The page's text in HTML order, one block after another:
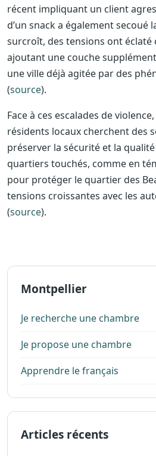
récent impliquant un client
d’un snack a également secoué
surcroît, des tensions ont éclaté
ajoutant une couche
une ville déjà agitée par des
(source).
Face à ces escalades de
résidents locaux cherchent des
préserver la sécurité et la
quartiers touchés, comme en
pour protéger le quartier des
tensions croissantes avec les
(source).
Montpellier
Je recherche une chambre
Je propose une chambre
Apprendre le français
Articles récents